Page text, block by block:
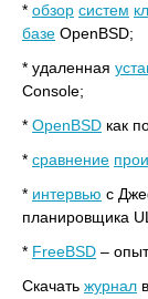
* обзор систем
базе OpenBSD;
* удаленная
Console;
* OpenBSD как
* сравнение
* интервью с
планировщика
* FreeBSD –
Скачать журнал